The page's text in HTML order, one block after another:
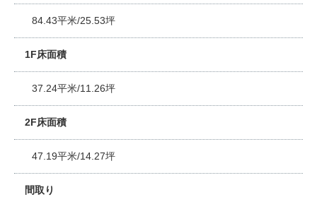
84.43平米/25.53坪
1F床面積
37.24平米/11.26坪
2F床面積
47.19平米/14.27坪
間取り